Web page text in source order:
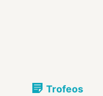
Trofeos